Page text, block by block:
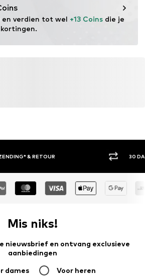
verdien tot wel +13 Coins die je
& RETOUR 30
Mis niks!
nieuwsbrief en ontvang exclusieve
aanbiedingen
dames Voor heren